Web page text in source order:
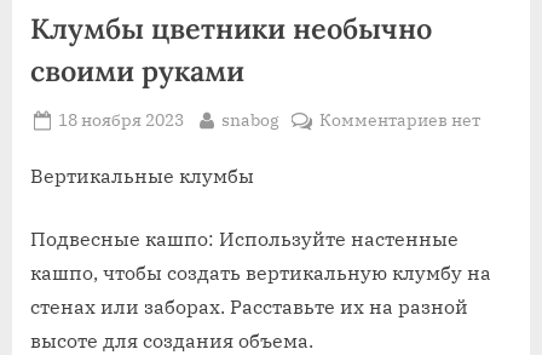
Клумбы цветники необычно
своими руками
Posted
18 ноября 2023 By
snabog Комментариевк
руками
нет
Вертикальные клумбы
Подвесные кашпо: Используйте настенные
кашпо, чтобы создать вертикальную клумбу на
стенах или заборах. Расставьте их на разной
высоте для создания объема.